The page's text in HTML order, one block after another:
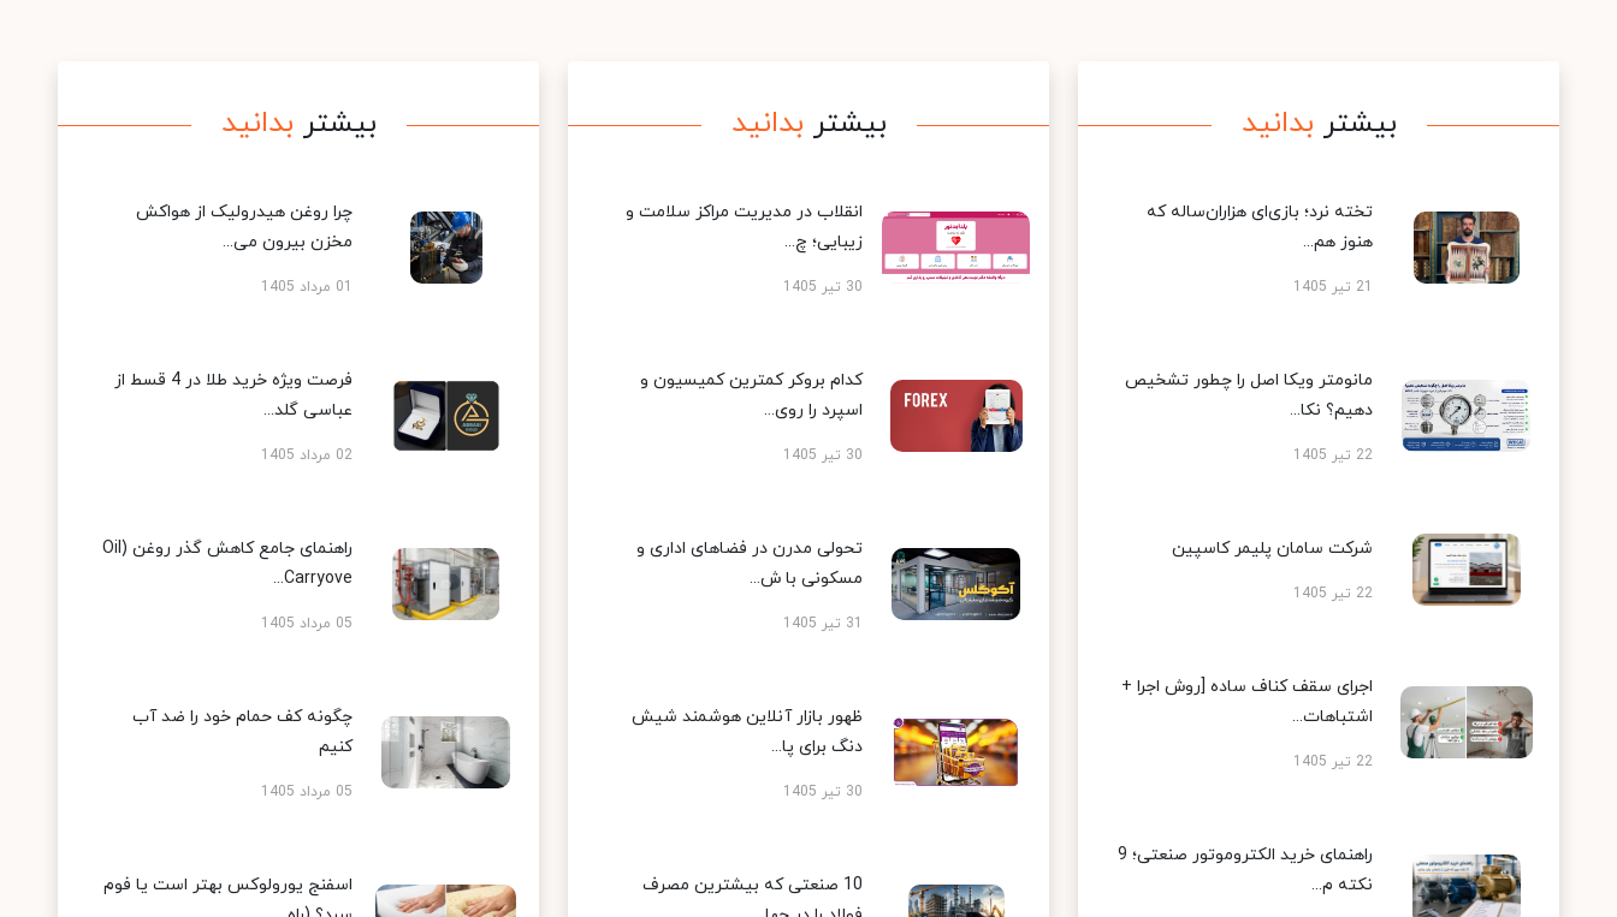
بیشتر بدانید
تخته نرد؛ بازی‌ای هزاران‌ساله که
هنوز هم...
21 تیر 1405
مانومتر ویکا اصل را چطور تشخیص
دهیم؟ نکا...
22 تیر 1405
شرکت سامان پلیمر کاسپین
22 تیر 1405
اجرای سقف کناف ساده [روش اجرا +
اشتباهات...
22 تیر 1405
راهنمای خرید الکتروموتور صنعتی؛ 9
نکته م...
بیشتر بدانید
انقلاب در مدیریت مراکز سلامت و
زیبایی؛ چ...
30 تیر 1405
کدام بروکر کمترین کمیسیون و
اسپرد را روی...
30 تیر 1405
تحولی مدرن در فضاهای اداری و
مسکونی با ش...
31 تیر 1405
ظهور بازار آنلاین هوشمند شیش
دنگ برای پا...
30 تیر 1405
10 صنعتی که بیشترین مصرف
بیشتر بدانید
چرا روغن هیدرولیک از هواکش
مخزن بیرون می...
01 مرداد 1405
فرصت ویژه خرید طلا در 4 قسط از
عباسی گلد...
02 مرداد 1405
راهنمای جامع کاهش گذر روغن (Oil
Carryove...
05 مرداد 1405
چگونه کف حمام خود را ضد آب
کنیم
05 مرداد 1405
اسفنج یورولوکس بهتر است یا فوم